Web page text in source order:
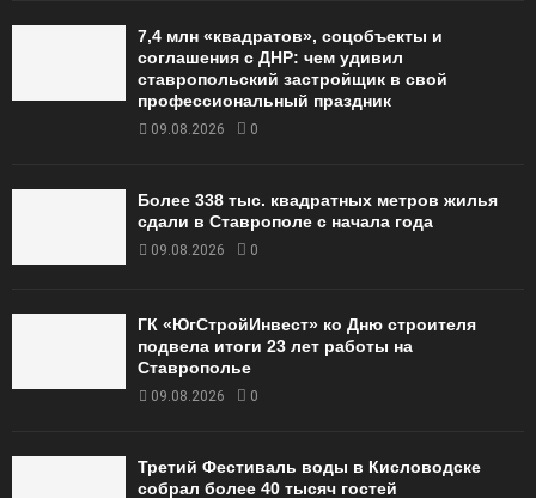
7,4 млн «квадратов», соцобъекты и
соглашения с ДНР: чем удивил
ставропольский застройщик в свой
профессиональный праздник
09.08.2026 0
Более 338 тыс. квадратных метров жилья
сдали в Ставрополе с начала года
09.08.2026 0
ГК «ЮгСтройИнвест» ко Дню строителя
подвела итоги 23 лет работы на
Ставрополье
09.08.2026 0
Третий Фестиваль воды в Кисловодске
собрал более 40 тысяч гостей